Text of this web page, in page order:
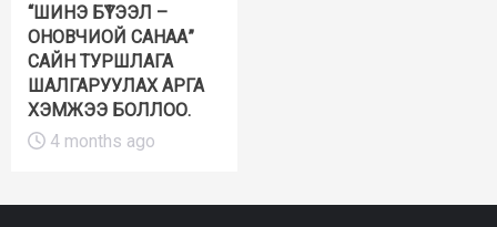
“ШИНЭ БҮТЭЭЛ –
ОНОВЧИОЙ САНАА”
САЙН ТУРШЛАГА
ШАЛГАРУУЛАХ АРГА
ХЭМЖЭЭ БОЛЛОО.
4 months ago